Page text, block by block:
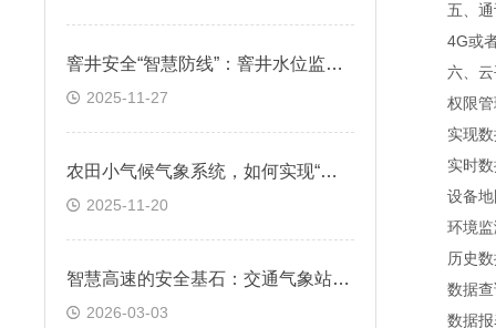
窨井安全“智慧防线”：窨井水位监测系统的应用场景
2025-11-27
农田小气候气象系统，如何实现“数据说话”的农田管理?
2025-11-20
智慧高速的安全基石：交通气象站为恶劣天气预警与管控提供决策支撑
2026-03-03
五、通
4G或者
六、云
权限管理
实现数据
实时数据
设备地图
环境监测
历史数据
数据查询
数据报表